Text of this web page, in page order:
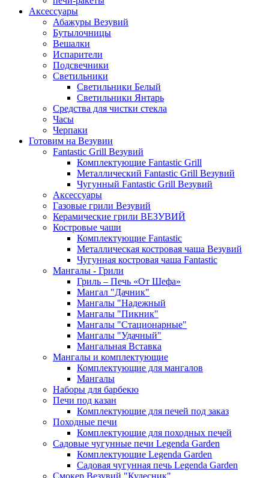
Аксессуары
Абажуры Везувий
Бутылочницы
Вешалки
Испарители
Подсвечники
Светильники
Светильники Белый
Светильники Янтарь
Средства для чистки стекла
Часы
Черпаки
Готовим на Везувии
Fantastic Grill Везувий
Комплектующие Fantastic Grill
Металлический Fantastic Grill Везувий
Чугунный Fantastic Grill Везувий
Аксессуары
Газовые грили Везувий
Керамические грили ВЕЗУВИЙ
Костровые чаши
Комплектующие Fantastic
Металлическая костровая чаша Везувий
Чугунная костровая чаша Fantastic
Мангалы - Грили
Гриль – Печь «От Шефа»
Мангал "Дачник"
Мангалы "Надежный
Мангалы "Пикник"
Мангалы "Стационарные"
Мангалы "Удачный"
Мангальная Вставка
Мангалы и комплектующие
Комплектующие для мангалов
Мангалы
Наборы для барбекю
Печи под казан
Комплектующие для печей под заказ
Походные печи
Комплектующие для походных печей
Садовые чугунные печи Legenda Garden
Комплектующие Legenda Garden
Садовая чугунная печь Legenda Garden